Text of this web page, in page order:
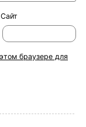
Сайт
браузере для